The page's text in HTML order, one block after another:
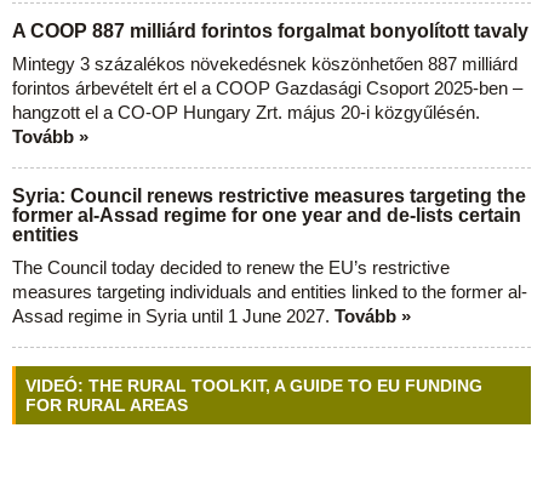
A COOP 887 milliárd forintos forgalmat bonyolított tavaly
Mintegy 3 százalékos növekedésnek köszönhetően 887 milliárd
forintos árbevételt ért el a COOP Gazdasági Csoport 2025-ben –
hangzott el a CO-OP Hungary Zrt. május 20-i közgyűlésén.
Tovább »
Syria: Council renews restrictive measures targeting the
former al-Assad regime for one year and de-lists certain
entities
The Council today decided to renew the EU’s restrictive
measures targeting individuals and entities linked to the former al-
Assad regime in Syria until 1 June 2027. Tovább »
VIDEÓ: THE RURAL TOOLKIT, A GUIDE TO EU FUNDING
FOR RURAL AREAS